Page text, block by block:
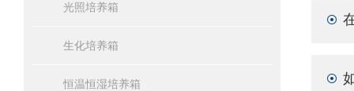
光照培养箱
生化培养箱
恒温恒湿培养箱